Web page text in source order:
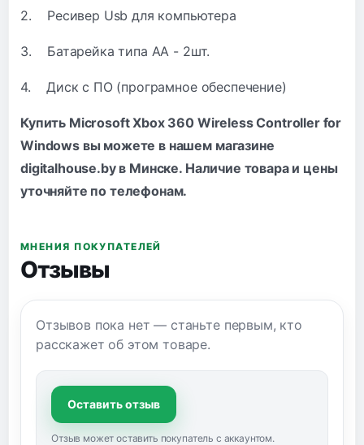
2. Ресивер Usb для компьютера
3. Батарейка типа АА - 2шт.
4. Диск с ПО (програмное обеспечение)
Купить Microsoft Xbox 360 Wireless Controller for
Windows вы можете в нашем магазине
digitalhouse.by в Минске. Наличие товара и цены
уточняйте по телефонам.
МНЕНИЯ ПОКУПАТЕЛЕЙ
Отзывы
Отзывов пока нет — станьте первым, кто
расскажет об этом товаре.
Оставить отзыв
Отзыв может оставить покупатель с аккаунтом.